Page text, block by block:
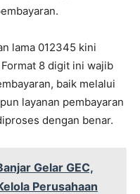
lama 012345 kini
8 digit ini wajib
baik melalui
layanan pembayaran
dengan benar.
Gelar GEC,
Perusahaan